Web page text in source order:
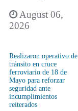
August 06,
2026
Realizaron operativo de
tránsito en cruce
ferroviario de 18 de
Mayo para reforzar
seguridad ante
incumplimientos
reiterados